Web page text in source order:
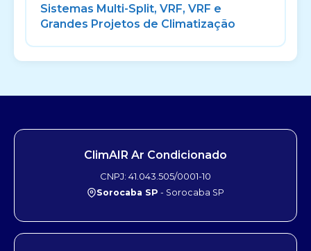
Sistemas Multi-Split, VRF, VRF e
Grandes Projetos de Climatização
ClimAIR Ar Condicionado
CNPJ: 41.043.505/0001-10
Sorocaba SP - Sorocaba SP